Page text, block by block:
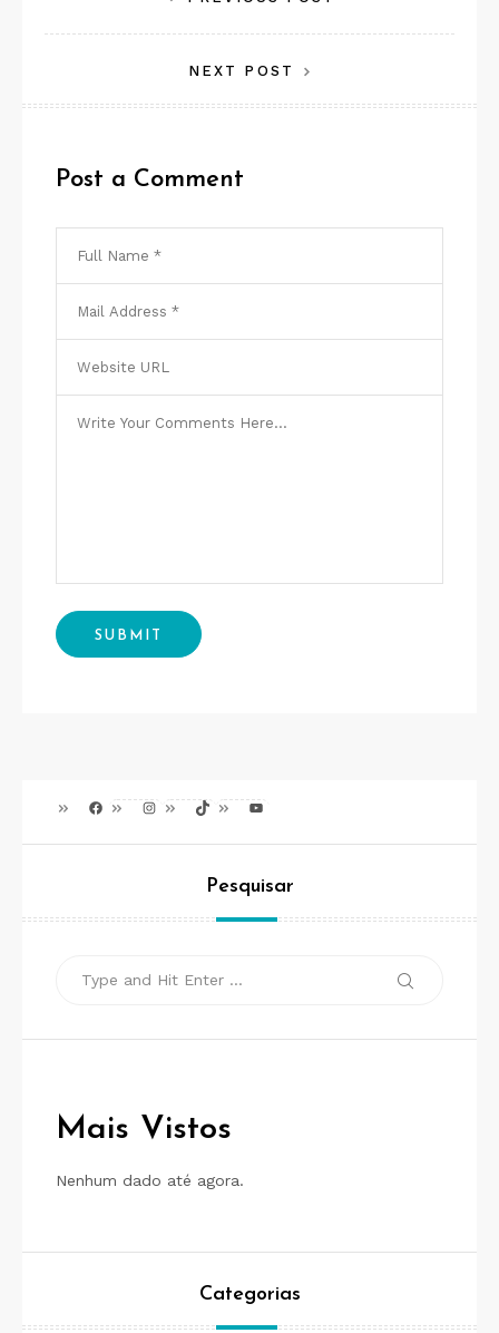
de
NEXT POST
Post a Comment
FacebookInstagramTikTok Youtube
Pesquisar
Search
Mais Vistos
Nenhum dado até agora.
Categorias